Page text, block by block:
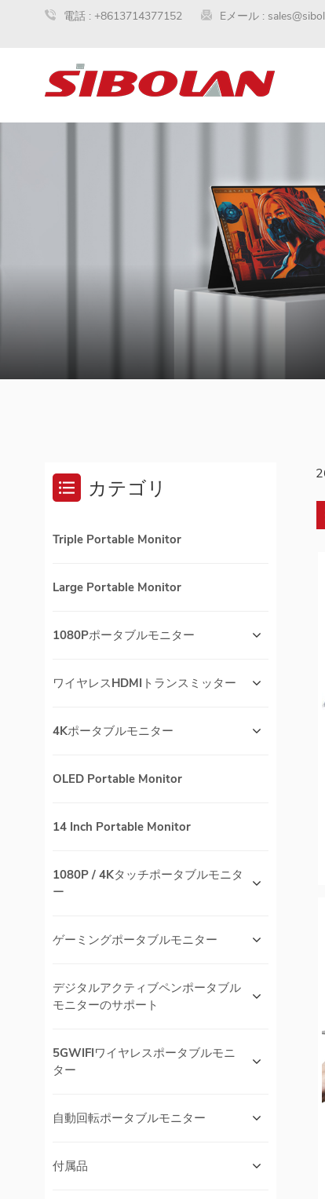
電話 : +8613714377152 Eメール :
カテゴリ
Triple Portable Monitor
Large Portable Monitor
1080Pポータブルモニター
ワイヤレスHDMIトランスミッター
4Kポータブルモニター
OLED Portable Monitor
14 Inch Portable Monitor
1080P / 4Kタッチポータブルモニタ
ー
ゲーミングポータブルモニター
デジタルアクティブペンポータブル
モニターのサポート
5GWIFIワイヤレスポータブルモニ
ター
自動回転ポータブルモニター
付属品